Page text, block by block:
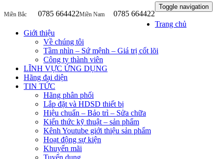
Miền Bắc 0785 664422Miền Nam 0785 664422
Toggle navigation
Trang chủ
Giới thiệu
Về chúng tôi
Tầm nhìn – Sứ mệnh – Giá trị cốt lõi
Công ty thành viên
LĨNH VỰC ỨNG DỤNG
Hãng đại diện
TIN TỨC
Hãng phân phối
Lắp đặt và HDSD thiết bị
Hiệu chuẩn – Bảo trì – Sửa chữa
Kiến thức kỹ thuật – sản phẩm
Kênh Youtube giới thiệu sản phẩm
Hoạt động sự kiện
Khuyến mãi